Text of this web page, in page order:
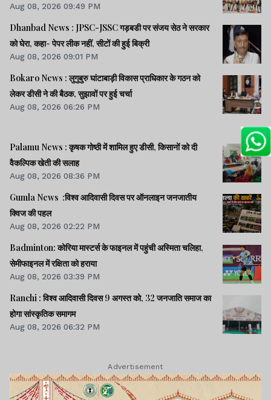
Aug 08, 2026 09:49 PM
Dhanbad News : JPSC-JSSC गड़बडी पर संजय सेठ ने सरकार
को घेरा, कहा- पेपर लीक नहीं, सीटों की हुई बिक्री
Aug 08, 2026 09:01 PM
Bokaro News : लुगुबुरु घांटाबाड़ी विकास प्राधिकार के गठन को
लेकर डीसी ने की बैठक, सुझावों पर हुई चर्चा
Aug 08, 2026 06:26 PM
Palamu News : कृषक गोष्ठी में शामिल हुए डीसी, किसानों को दी
वैकल्पिक खेती की सलाह
Aug 08, 2026 08:36 PM
Gumla News :विश्व आदिवासी दिवस पर ऑनलाइन जनजातीय
क्विज की पहल
Aug 08, 2026 02:22 PM
Badminton: कोरिया मास्टर्स के फाइनल में पहुंची अस्मिता चलिहा,
सेमीफाइनल में रक्षिता को हराया
Aug 08, 2026 03:39 PM
Ranchi : विश्व आदिवासी दिवस 9 अगस्त को, 32 जनजाति समाज का
होगा सांस्कृतिक समागम
Aug 08, 2026 06:32 PM
Advertisement